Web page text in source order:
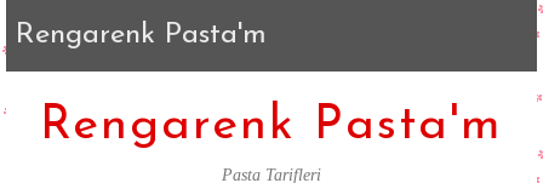
Rengarenk Pasta'm
Rengarenk Pasta'm
Pasta Tarifleri